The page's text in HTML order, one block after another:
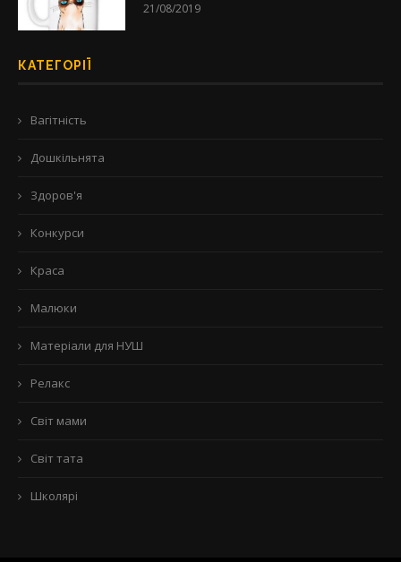
21/08/2019
КАТЕГОРІЇ
Вагітність
Дошкільнята
Здоров'я
Конкурси
Краса
Малюки
Матеріали для НУШ
Релакс
Світ мами
Світ тата
Школярі